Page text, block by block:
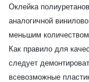
Оклейка
аналогичной
меньшим
Как правило для
следует
всевозможные